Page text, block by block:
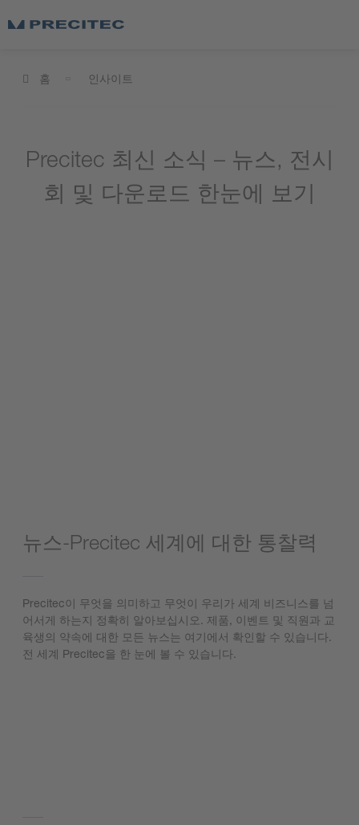
홈 인사이트
Precitec 최신 소식 – 뉴스, 전시
회 및 다운로드 한눈에 보기
뉴스-Precitec 세계에 대한 통찰력
Precitec이 무엇을 의미하고 무엇이 우리가 세계 비즈니스를 넘
어서게 하는지 정확히 알아보십시오. 제품, 이벤트 및 직원과 교
육생의 약속에 대한 모든 뉴스는 여기에서 확인할 수 있습니다.
전 세계 Precitec을 한 눈에 볼 수 있습니다.